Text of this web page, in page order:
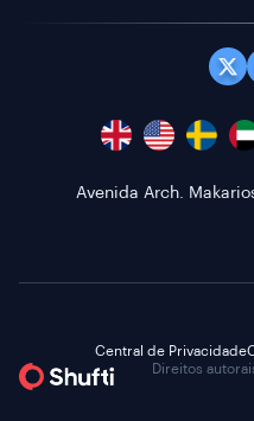
Avenida Arch.
Direitos
Central de Privacidade